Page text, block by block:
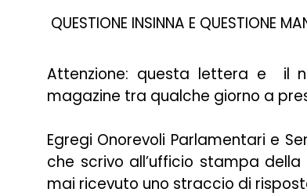
QUESTIONE INSINNA E QUESTIONE
Attenzione: questa lettera e il
magazine tra qualche giorno a
Egregi Onorevoli Parlamentari e
che scrivo all’ufficio stampa
mai ricevuto uno straccio di